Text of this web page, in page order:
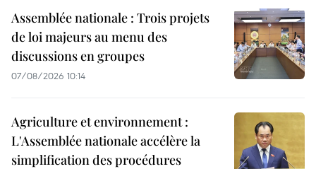
Assemblée nationale : Trois projets
de loi majeurs au menu des
discussions en groupes
07/08/2026 10:14
Agriculture et environnement :
L'Assemblée nationale accélère la
simplification des procédures